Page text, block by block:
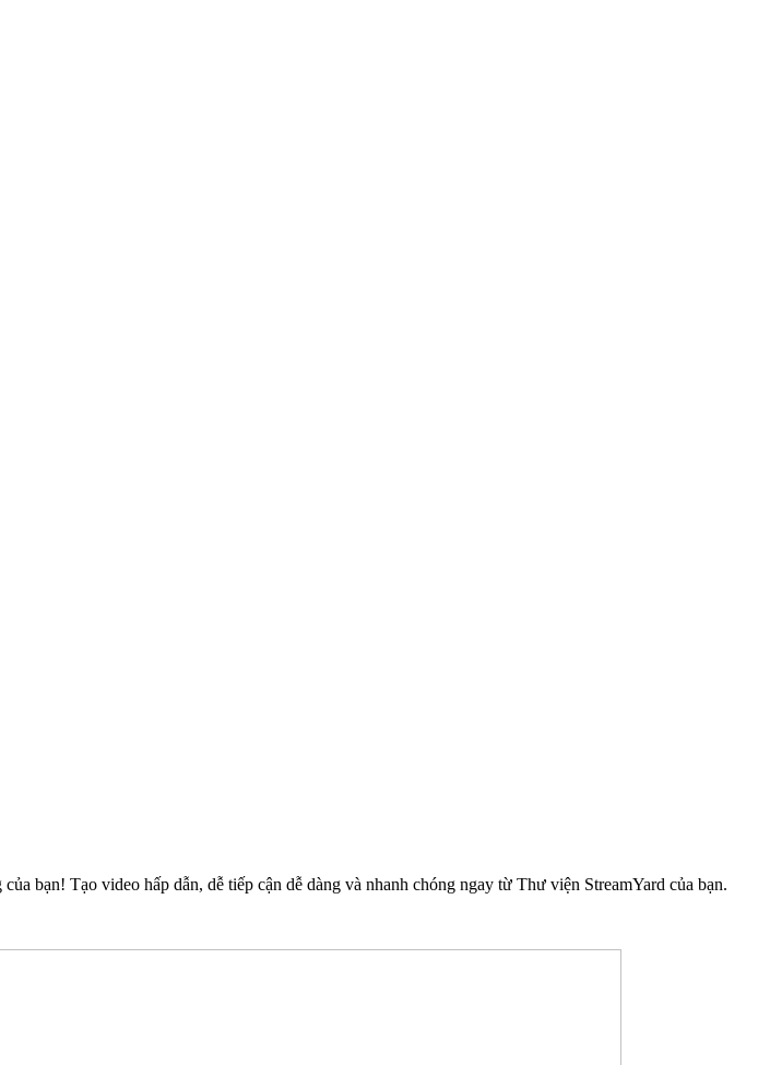
bạn! Tạo video hấp dẫn, dễ tiếp cận dễ dàng và nhanh chóng ngay từ Thư viện StreamYard của bạn.